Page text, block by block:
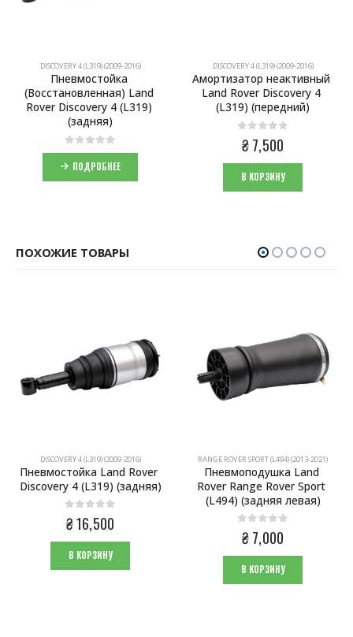
DISCOVERY 4 (L319) (2009-2016)
Пневмостойка
(Восстановленная) Land
Rover Discovery 4 (L319)
(задняя)
0из 5
ПОДРОБНЕЕ
DISCOVERY 4 (L319) (2009-2016)
Амортизатор неактивный
Land Rover Discovery 4
(L319) (передний)
0из 5
₴7,500
В КОРЗИНУ
ПОХОЖИЕ ТОВАРЫ
DISCOVERY 4 (L319) (2009-2016)
Пневмостойка Land Rover
Discovery 4 (L319) (задняя)
0 из 5
₴16,500
В КОРЗИНУ
RANGE ROVER SPORT (L494) (2013-2021)
Пневмоподушка Land
Rover Range Rover Sport
(L494) (задняя левая)
0из 5
₴7,000
В КОРЗИНУ